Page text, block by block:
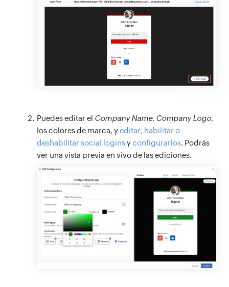
Puedes editar el Company Name, Company Logo,
los colores de marca, yeditar, habilitar o
deshabilitar social loginsyconfigurarlos. Podrás
ver una vista previa en vivo de las ediciones.